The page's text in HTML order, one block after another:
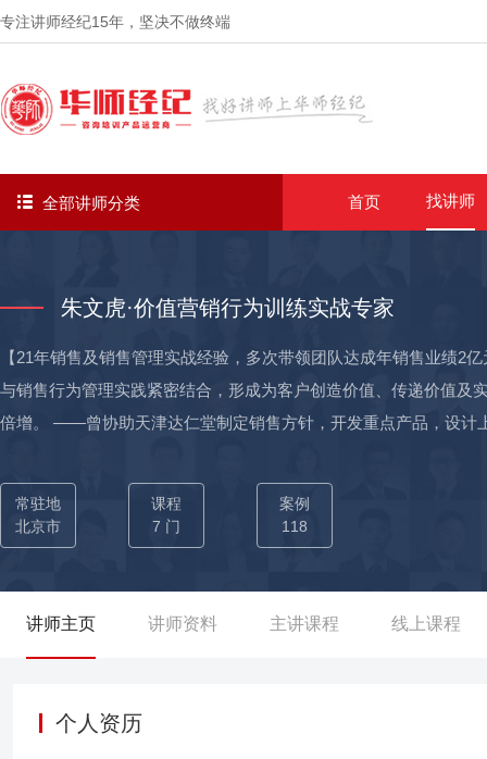
专注讲师经纪15年 ，坚决不做终端
全部讲师分类 首页 找讲师
朱文虎·价值营销行为训练实战专家
【21年销售及销售管理实战经验，多次带领团队达成年销售业绩2
与销售行为管理实践紧密结合，形成为客户创造价值、传递价值及
倍增。 ——曾协助天津达仁堂制定销售方针，开发重点产品，设计
销售管理人员的领导力及销售管理能力，助力企业年销售额达2.3
+门课程】价值营销已形成完整独特的营销理念、方法和工具，广
客户管理、销售业绩提升等获得客户高度认可。主要课程有：《
练》、《高绩效团队管理的五项修炼》《销售团队绩效改进的促动
常驻地
北京市
课程
7 门
案例
118
讲师主页 讲师资料 主讲课程 线上课程
个人资历